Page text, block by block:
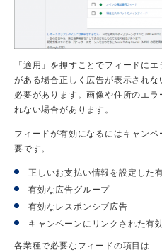
「適用」を押すことでフィードに
がある場合正しく広告が表示され
必要があります。画像や住所のエ
れない場合があります。
フィードが有効になるにはキャン
要です。
正しいお支払い情報を設定した
有効な広告グループ
有効なレスポンシブ広告
キャンペーンにリンクされた有
各業種で必要なフィードの項目は